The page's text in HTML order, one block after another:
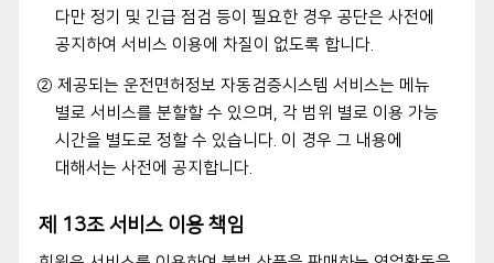
다만 정기 및 긴급 점검 등이 필요한 경우 공단은 사전에
공지하여 서비스 이용에 차질이 없도록 합니다.
② 제공되는 운전면허정보 자동검증시스템 서비스는 메뉴
별로 서비스를 분할할 수 있으며, 각 범위 별로 이용 가능
시간을 별도로 정할 수 있습니다. 이 경우 그 내용에
대해서는 사전에 공지합니다.
제 13조 서비스 이용 책임